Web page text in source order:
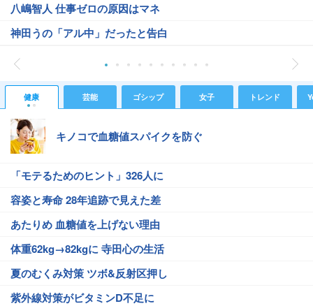
八嶋智人 仕事ゼロの原因はマネ
神田うの「アル中」だったと告白
健康 芸能 ゴシップ 女子 トレンド
キノコで血糖値スパイクを防ぐ
「モテるためのヒント」326人に
容姿と寿命 28年追跡で見えた差
あたりめ 血糖値を上げない理由
体重62kg→82kgに 寺田心の生活
夏のむくみ対策 ツボ&反射区押し
紫外線対策がビタミンD不足に